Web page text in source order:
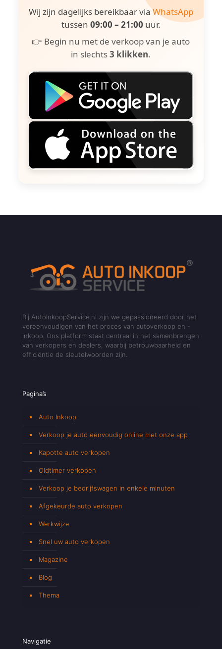
Wij zijn dagelijks bereikbaar viaWhatsApp
tussen 09:00 – 21:00 uur.
👉 Begin nu met de verkoop van je auto
in slechts3 klikken.
Bij AutoInkoopService.nl zijn we gepassioneerd door het
vereenvoudigen van het proces van autoverkoop en -
inkoop. Ons platform staat centraal in het samenbrengen
van verkopers en dealers, waarbij betrouwbaarheid en
efficiëntie de sleutelwoorden zijn.
Pagina’s
Auto Inkoop
Verkoop je auto eenvoudig online met onze app
Kapotte auto verkopen
Oldtimer verkopen
Verkoop je bedrijfswagen in enkele minuten
Afgekeurde auto verkopen
Werkwijze
Snel uw auto verkopen
Magazine
Blog
Thema
Navigatie